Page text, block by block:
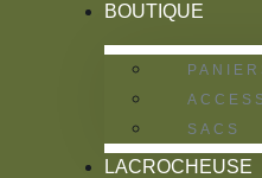
BOUTIQUE
SACS
LACROCHEUSE